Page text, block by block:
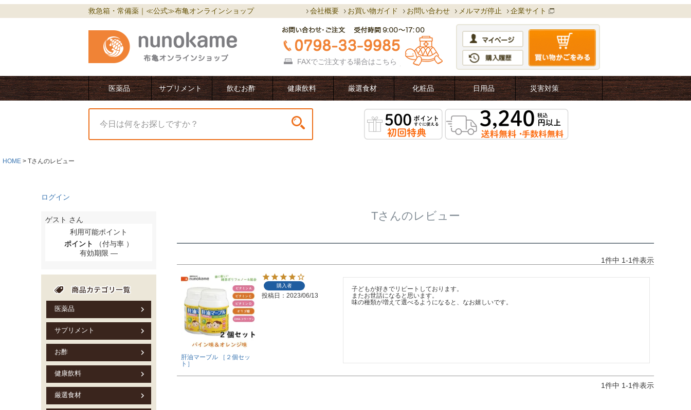
救急箱・常備薬｜≪公式≫布亀オンラインショップ 会社概要 お買い物ガイド お問い合わせ メルマガ停止 企業サイト
FAXでご注文する場合は こちら
医薬品 サプリメント 飲むお酢 健康飲料 厳選食材 化粧品 日用品 災害対策
HOME Tさんのレビュー
ログイン
ゲスト さん
利用可能ポイント
ポイント
（付与率 ）
有効期限
医薬品
サプリメント
お酢
健康飲料
厳選食材
Tさんのレビュー
1件中 1-1件表示
肝油マーブル ［２個セッ
ト］
購入者
投稿日 2023/06/13
子どもが好きでリピートしております。
またお世話になると思います。
味の種類が増えて選べるようになると、なお嬉しいです。
1件中 1-1件表示